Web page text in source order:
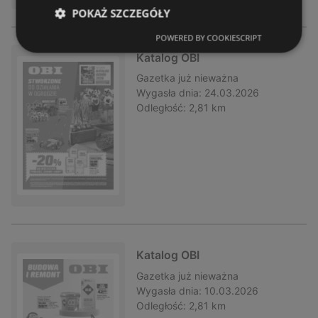
Katalog OBI
Gazetka już nieważna
Wygasła dnia: 24.03.2026
Odległość: 2,81 km
Katalog OBI
Gazetka już nieważna
Wygasła dnia: 10.03.2026
Odległość: 2,81 km
POKAŻ SZCZEGÓŁY
POWERED BY COOKIESCRIPT